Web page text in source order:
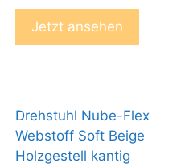
Jetzt ansehen
Drehstuhl Nube-Flex
Webstoff Soft Beige
Holzgestell kantig